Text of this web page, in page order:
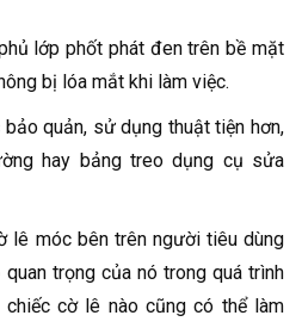
lớp phốt phát đen trên bề mặt
bị lóa mắt khi làm việc.
quản, sử dụng thuật tiện hơn,
hay bảng treo dụng cụ sửa
lê móc bên trên người tiêu dùng
trọng của nó trong quá trình
cờ lê nào cũng có thể làm